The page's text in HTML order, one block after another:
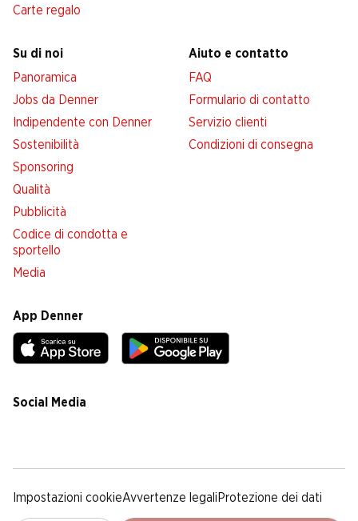
Carte regalo
Su di noi
Panoramica
Jobs da Denner
Indipendente con Denner
Sostenibilità
Sponsoring
Qualità
Pubblicità
Codice di condotta e
sportello
Media
Aiuto e contatto
FAQ
Formulario di contatto
Servizio clienti
Condizioni di consegna
App Denner
Social Media
Impostazioni cookieAvvertenze legali Protezione dei dati
ColofoneCondizioni Generali